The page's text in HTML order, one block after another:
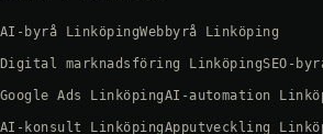
AI-byrå LinköpingWebbyrå Linköping
Digital marknadsföring LinköpingSEO-
Google Ads LinköpingAI-automation
AI-konsult LinköpingApputveckling